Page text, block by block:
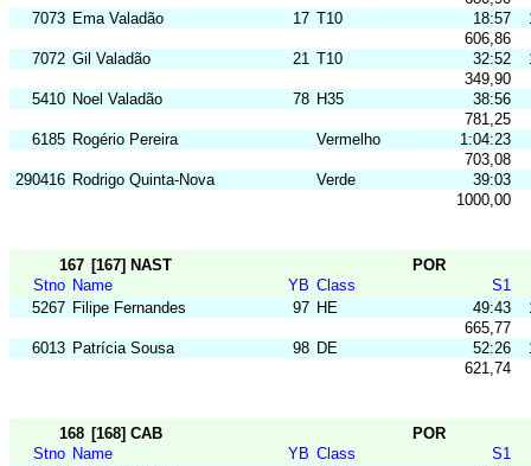
7073 Ema Valadão 17 T10 18:57
606,86
7072 Gil Valadão 21 T10 32:52
349,90
5410 Noel Valadão 78 H35
38:56
781,25
6185 Rogério Pereira Vermelho
1:04:23
703,08
290416 Rodrigo Quinta-Nova Verde
39:03
1000,00
167 [167] NAST
POR
Stno Name YB Class
S1
5267 Filipe Fernandes 97 HE 49:43
665,77
6013 Patrícia Sousa 98 DE 52:26
621,74
168 [168] CAB
POR
Stno Name YB Class
S1